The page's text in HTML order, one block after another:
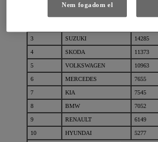
3 SUZUKI 14285
4 SKODA 11373
5 VOLKSWAGEN 10963
6 MERCEDES 7655
7 KIA 7545
8 BMW 7052
9 RENAULT 6149
10 HYUNDAI 5277
Nem fogadom el